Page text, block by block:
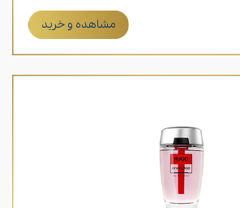
مشاهده و خرید